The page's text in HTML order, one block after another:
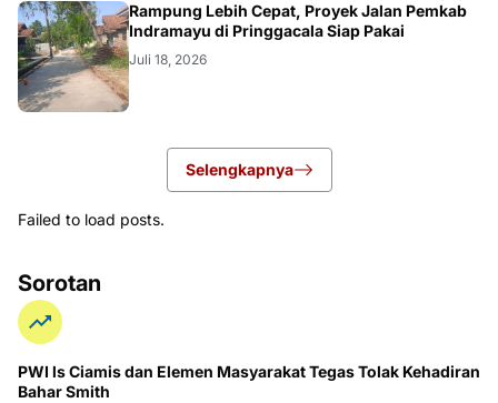
LOKAL
Rampung Lebih Cepat, Proyek Jalan Pemkab
Indramayu di Pringgacala Siap Pakai
Juli 18, 2026
Selengkapnya
Failed to load posts.
Sorotan
PWI ls Ciamis dan Elemen Masyarakat Tegas Tolak Kehadiran
Bahar Smith